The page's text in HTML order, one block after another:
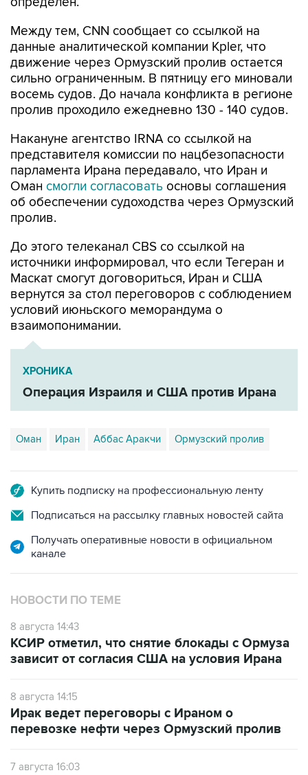
Между тем, CNN сообщает со ссылкой на
данные аналитической компании Kpler, что
движение через Ормузский пролив остается
сильно ограниченным. В пятницу его миновали
восемь судов. До начала конфликта в регионе
пролив проходило ежедневно 130 - 140 судов.
Накануне агентство IRNA со ссылкой на
представителя комиссии по нацбезопасности
парламента Ирана передавало, что Иран и
Оман смогли согласовать основы соглашения
об обеспечении судоходства через Ормузский
пролив.
До этого телеканал CBS со ссылкой на
источники информировал, что если Тегеран и
Маскат смогут договориться, Иран и США
вернутся за стол переговоров с соблюдением
условий июньского меморандума о
взаимопонимании.
ХРОНИКА
Операция Израиля и США против Ирана
Оман Иран Аббас Аракчи Ормузский пролив
Купить подписку на профессиональную ленту
Подписаться на рассылку главных новостей сайта
Получать оперативные новости в официальном
канале
НОВОСТИ ПО ТЕМЕ
8 августа 14:43
КСИР отметил, что снятие блокады с Ормуза
зависит от согласия США на условия Ирана
8 августа 14:15
Ирак ведет переговоры с Ираном о
перевозке нефти через Ормузский пролив
7 августа 16:03